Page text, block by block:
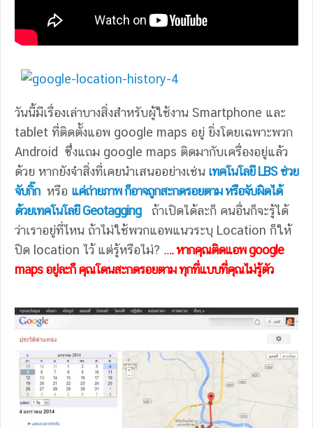
วันนี้มีเรื่องเล่าบางสิ่งสำหรับผู้ใช้งาน Smartphone และ
tablet ที่ติดตั้งแอพ google maps อยู่ ยิ่งโดยเฉพาะพวก
Android ซึ่งแถม google maps ติดมากับเครื่องอยู่แล้ว
ด้วย หากยังจำสิ่งที่เคยนำเสนออย่างเช่น เทคโนโลยี LBS ช่วย
จับกิ๊กหรือ แค่ถ่ายภาพ ก็อาจถูกสะกดรอยตาม หรือจับผิดได้
ด้วยเทคโนโลยี Geotaggingถ้าเปิดได้ละก็ คนอื่นก็จะรู้ได้
ว่าเราอยู่ที่ไหน ถ้าไม่ใช้พวกแอพแนวระบุ Location ก็ให้
ปิด location ไว้ แต่รู้หรือไม่? …. หากคุณติดแอพ google
maps อยู่ละก็ คุณโดนสะกดรอยตาม ทุกที่แบบที่คุณไม่รู้ตัว